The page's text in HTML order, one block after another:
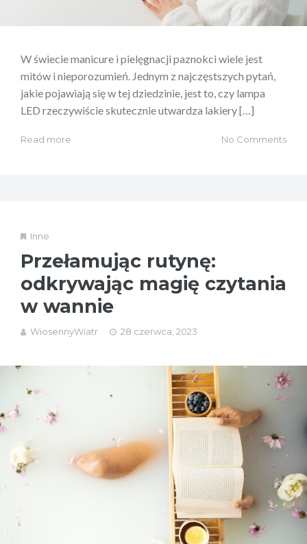
W świecie manicure i pielęgnacji paznokci wiele jest
mitów i nieporozumień. Jednym z najczęstszych pytań,
jakie pojawiają się w tej dziedzinie, jest to, czy lampa
LED rzeczywiście skutecznie utwardza lakiery […]
Read more No Comments
Inne
Przełamując rutynę:
odkrywając magię czytania
w wannie
WiosennyWiatr 28 czerwca, 2023